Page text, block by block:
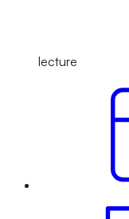
lecture